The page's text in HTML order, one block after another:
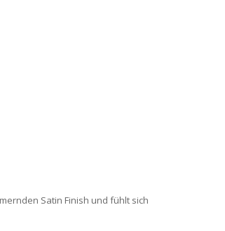
Satin Finish und fühlt sich